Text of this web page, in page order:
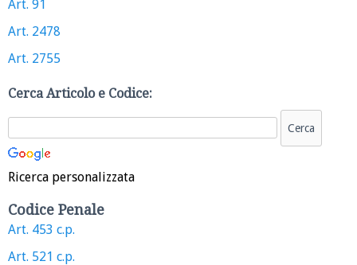
Art. 91
Art. 2478
Art. 2755
Cerca Articolo e Codice:
Ricerca personalizzata
Codice Penale
Art. 453 c.p.
Art. 521 c.p.